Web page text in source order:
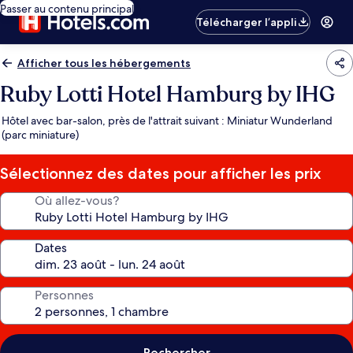
Passer au contenu principal
Télécharger l’appli
Afficher tous les hébergements
Ruby Lotti Hotel Hamburg by IHG
Hôtel avec bar-salon, près de l'attrait suivant : Miniatur Wunderland
(parc miniature)
Sélectionnez des dates pour afficher les prix
Où allez-vous?
Dates
Personnes